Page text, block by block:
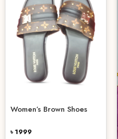
Women’s Brown Shoes
৳ 1999